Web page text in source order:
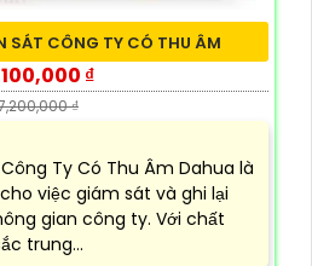
SÁT CÔNG TY CÓ THU ÂM
₫
₫
Ty Có Thu Âm Dahua là
việc giám sát và ghi lại
gian công ty. Với chất
trung...